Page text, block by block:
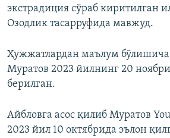
экстрадиция сўраб киритилган
Озодлик тасарруфида мавжуд.
Ҳужжатлардан маълум
Муратов 2023 йилнинг 20
берилган.
Айбловга асос қилиб Муратов
2023 йил 10 октябрида эълон